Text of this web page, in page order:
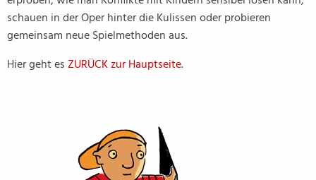
schauen in der Oper hinter die Kulissen oder probieren
gemeinsam neue Spielmethoden aus.
Hier geht esZURÜCK zur Hauptseite.